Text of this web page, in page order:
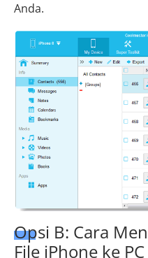
Anda.
Opsi B: Cara
File iPhone ke